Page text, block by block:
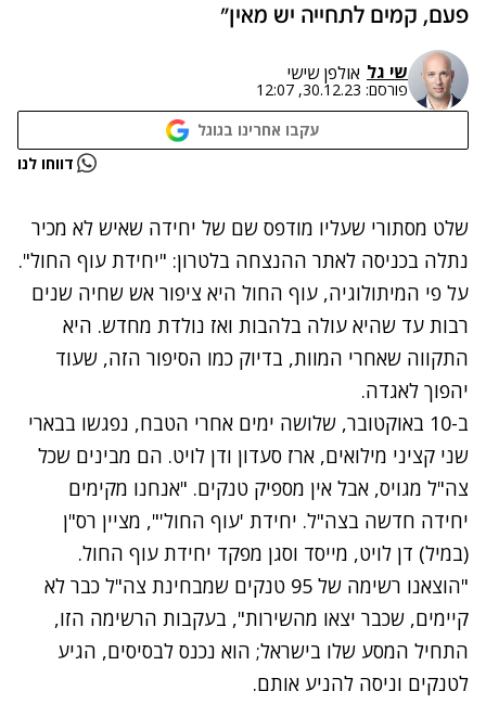
פעם, קמים לתחייה יש מאין"
שי גל אולפן שישי
פורסם: 30.12.23, 12:07
עקבו אחרינו בגוגל
נתקלנו בבעיה דווחו לנו
שלט מסתורי שעליו מודפס שם של יחידה שאיש לא מכיר
נתלה בכניסה לאתר ההנצחה בלטרון: "יחידת עוף החול".
על פי המיתולוגיה, עוף החול היא ציפור אש שחיה שנים
רבות עד שהיא עולה בלהבות ואז נולדת מחדש. היא
התקווה שאחרי המוות, בדיוק כמו הסיפור הזה, שעוד
יהפוך לאגדה.
ב-10 באוקטובר, שלושה ימים אחרי הטבח, נפגשו בבארי
שני קציני מילואים, ארז סעדון ודן לויט. הם מבינים שכל
צה"ל מגויס, אבל אין מספיק טנקים. "אנחנו מקימים
יחידה חדשה בצה"ל. יחידת 'עוף החול'", מציין רס"ן
(במיל) דן לויט, מייסד וסגן מפקד יחידת עוף החול.
"הוצאנו רשימה של 95 טנקים שמבחינת צה"ל כבר לא
קיימים, שכבר יצאו מהשירות", בעקבות הרשימה הזו,
התחיל המסע שלו בישראל; הוא נכנס לבסיסים, הגיע
לטנקים וניסה להניע אותם.